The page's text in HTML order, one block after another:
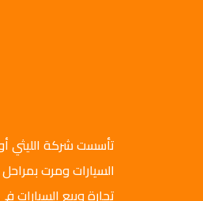
السيارات ومرت
تجارة وبيع